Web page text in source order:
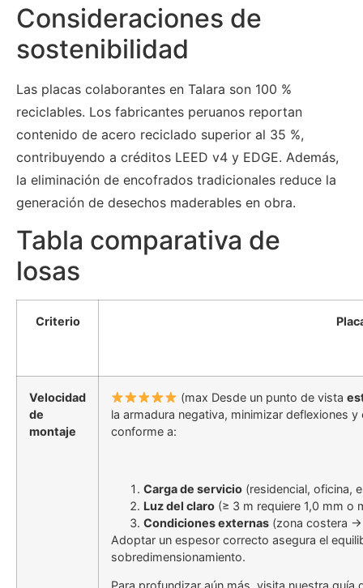
Consideraciones de
sostenibilidad
Las placas colaborantes en Talara son 100 %
reciclables. Los fabricantes peruanos reportan
contenido de acero reciclado superior al 35 %,
contribuyendo a créditos LEED v4 y EDGE. Además,
la eliminación de encofrados tradicionales reduce la
generación de desechos maderables en obra.
Tabla comparativa de
losas
Criterio
Velocidad
de
montaje
(max Desde un punto de vista
la armadura negativa, minimizar deflexiones
conforme a:
Carga de servicio (residencial, oficina,
Luz del claro (≥ 3 m requiere 1,0 mm o
Condiciones externas (zona costera
Adoptar un espesor correcto asegura el
sobredimensionamiento.